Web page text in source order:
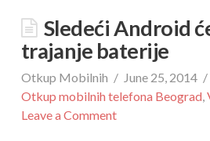
Sledeći Android
trajanje baterije
Otkup Mobilnih
June 25, 2014
Otkup mobilnih telefona Beograd,
Leave a Comment